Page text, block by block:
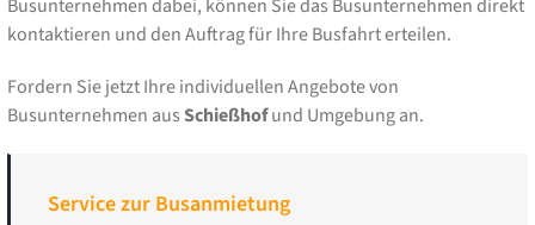
Busunternehmen dabei, können Sie das Busunternehmen direkt
kontaktieren und den Auftrag für Ihre Busfahrt erteilen.
Fordern Sie jetzt Ihre individuellen Angebote von
Busunternehmen ausSchießhofund Umgebung an.
Service zur Busanmietung